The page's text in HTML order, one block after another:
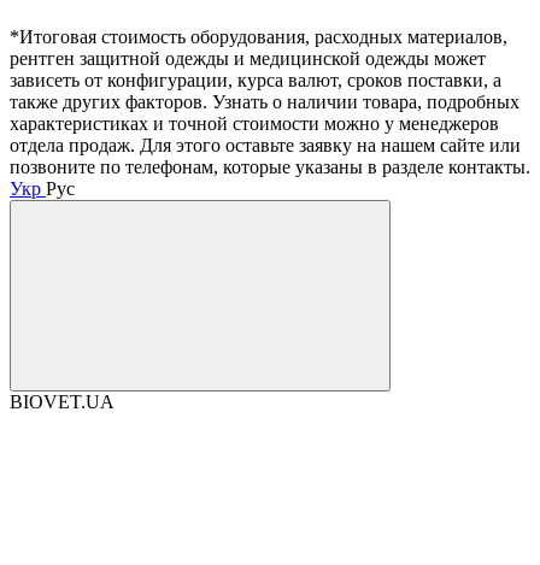
*Итоговая стоимость оборудования, расходных материалов,
рентген защитной одежды и медицинской одежды может
зависеть от конфигурации, курса валют, сроков поставки, а
также других факторов. Узнать о наличии товара, подробных
характеристиках и точной стоимости можно у менеджеров
отдела продаж. Для этого оставьте заявку на нашем сайте или
позвоните по телефонам, которые указаны в разделе контакты.
Укр Рус
BIOVET.UA